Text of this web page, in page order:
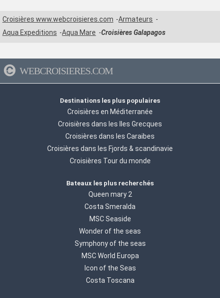
Croisières www.webcroisieres.com
Armateurs
Aqua Expeditions
Aqua Mare Croisières Galapagos
WEBCROISIERES.COM
Destinations les plus populaires
Croisières en Méditerranée
Croisières dans les Iles Grecques
Croisières dans les Caraibes
Croisières dans les Fjords & scandinavie
Croisières Tour du monde
Bateaux les plus recherchés
Queen mary 2
Costa Smeralda
MSC Seaside
Wonder of the seas
Symphony of the seas
MSC World Europa
Icon of the Seas
Costa Toscana